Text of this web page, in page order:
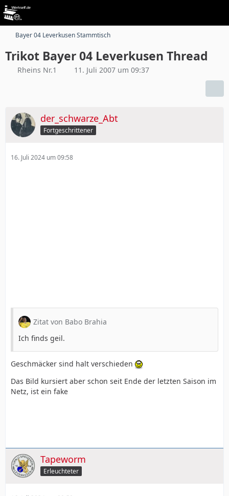
Bayer 04 Leverkusen Stammtisch
Trikot Bayer 04 Leverkusen Thread
Rheins Nr.1 11. Juli 2007 um 09:37
der_schwarze_Abt
Fortgeschrittener
16. Juli 2024 um 09:58
Zitat von Babo Brahia
Ich finds geil.
Geschmäcker sind halt verschieden
Das Bild kursiert aber schon seit Ende der letzten Saison im
Netz, ist ein fake
Tapeworm
Erleuchteter